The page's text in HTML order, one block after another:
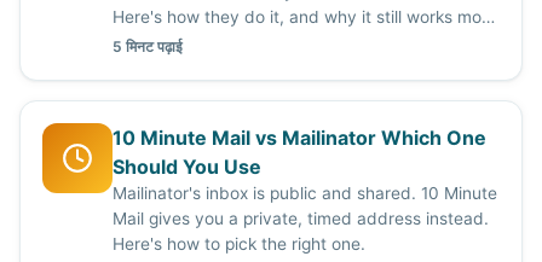
Here's how they do it, and why it still works most
of the time.
5 मिनट पढ़ाई
10 Minute Mail vs Mailinator Which One
Should You Use
Mailinator's inbox is public and shared. 10 Minute
Mail gives you a private, timed address instead.
Here's how to pick the right one.